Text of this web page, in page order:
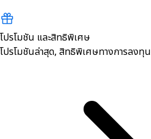
โปรโมชัน และสิทธิพิเศษ
โปรโมชันล่าสุด, สิทธิพิเศษทางการลงทุน